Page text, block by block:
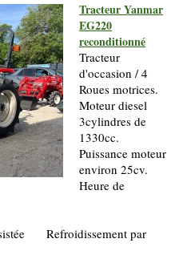
Tracteur Yanmar
EG220
reconditionné
Tracteur
d'occasion / 4
Roues motrices.
Moteur diesel
3cylindres de
1330cc.
Puissance moteur
environ 25cv.
Heure de
Refroidissement par